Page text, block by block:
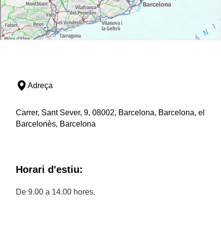
Adreça
Carrer, Sant Sever, 9, 08002, Barcelona, Barcelona, el
Barcelonès, Barcelona
Horari d'estiu:
De 9.00 a 14.00 hores.